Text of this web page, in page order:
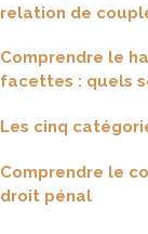
relation de
Comprendre le
facettes : quels
Les cinq
Comprendre le
droit pénal